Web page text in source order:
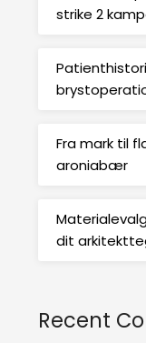
strike 2
Fra mark til
aroniabær
dit
Recent